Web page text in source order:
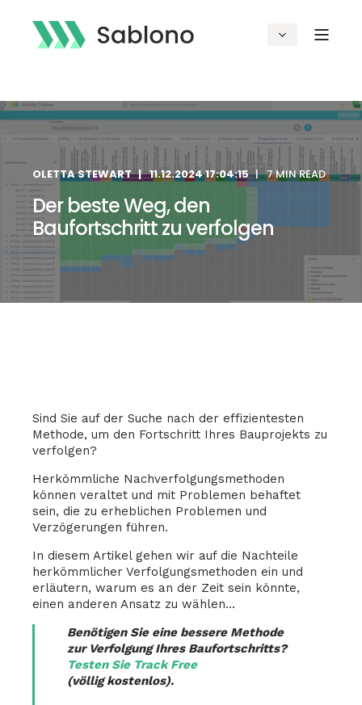
OLETTA STEWART 11.12.2024 17:04:15 7 MIN READ
Der beste Weg, den
Baufortschritt zu verfolgen
Sind Sie auf der Suche nach der effizientesten
Methode, um den Fortschritt Ihres Bauprojekts zu
verfolgen?
Herkömmliche Nachverfolgungsmethoden
können veraltet und mit Problemen behaftet
sein, die zu erheblichen Problemen und
Verzögerungen führen.
In diesem Artikel gehen wir auf die Nachteile
herkömmlicher Verfolgungsmethoden ein und
erläutern, warum es an der Zeit sein könnte,
einen anderen Ansatz zu wählen...
Benötigen Sie eine bessere Methode
zur Verfolgung Ihres Baufortschritts?
Testen Sie Track Free
(völlig kostenlos).